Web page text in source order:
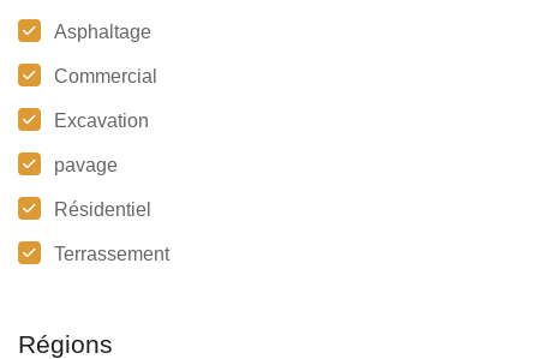
Asphaltage
Commercial
Excavation
pavage
Résidentiel
Terrassement
Régions